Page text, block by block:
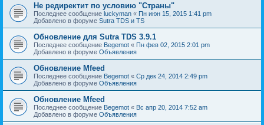
Не редиректит по условию "Страны"
Последнее сообщение luckyman « Пн июн 15, 2015 1:41 pm
Добавлено в форуме Sutra TDS и TS
Обновление для Sutra TDS 3.9.1
Последнее сообщение Begemot « Пн фев 02, 2015 2:01 pm
Добавлено в форуме Объявления
Обновление Mfeed
Последнее сообщение Begemot « Ср дек 24, 2014 2:49 pm
Добавлено в форуме Объявления
Обновление Mfeed
Последнее сообщение Begemot « Вс апр 20, 2014 7:52 am
Добавлено в форуме Объявления